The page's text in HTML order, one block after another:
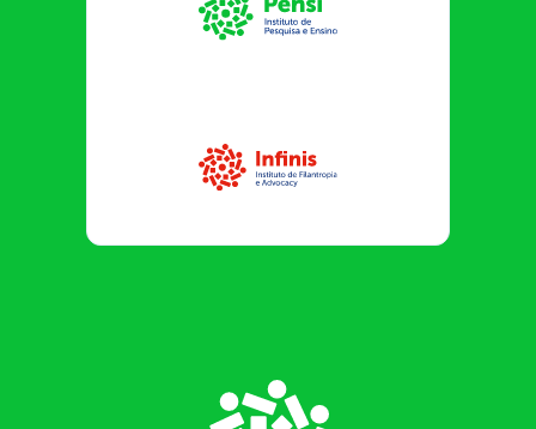
Instituto Pensi
Infinis